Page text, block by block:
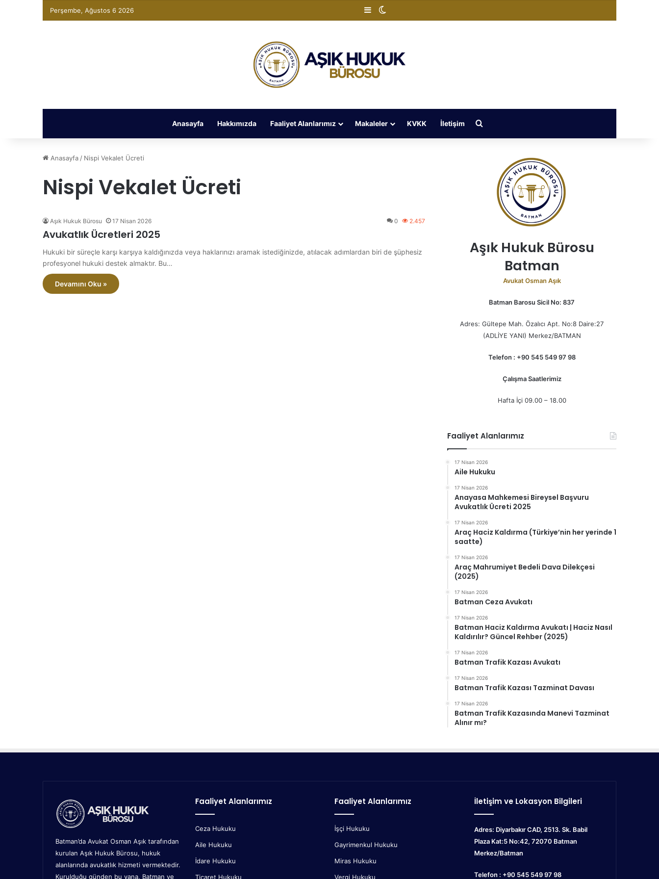
Perşembe, Ağustos 6 2026 Kenar Bölmesi
Anasayfa Hakkımızda Faaliyet Alanlarımız Makaleler KVKK İletişim
Anasayfa / Nispi Vekalet Ücreti
Nispi Vekalet Ücreti
Aşık Hukuk Bürosu 17 Nisan 2026 0 2.457
Avukatlık Ücretleri 2025
Hukuki bir süreçle karşı karşıya kaldığınızda veya haklarınızı aramak istediğinizde, atılacak adımlardan biri de şüphesiz
profesyonel hukuki destek almaktır. Bu…
Devamını Oku »
Aşık Hukuk Bürosu
Batman
Avukat Osman Aşık
Batman Barosu Sicil No: 837
Adres: Gültepe Mah. Özalıcı Apt. No:8 Daire:27
(ADLİYE YANI) Merkez/BATMAN
Telefon : +90 545 549 97 98
Çalışma Saatlerimiz
Hafta İçi 09.00 – 18.00
Faaliyet Alanlarımız
17 Nisan 2026
Aile Hukuku
17 Nisan 2026
Anayasa Mahkemesi Bireysel Başvuru
Avukatlık Ücreti 2025
17 Nisan 2026
Araç Haciz Kaldırma (Türkiye’nin her yerinde 1
saatte)
17 Nisan 2026
Araç Mahrumiyet Bedeli Dava Dilekçesi
(2025)
17 Nisan 2026
Batman Ceza Avukatı
17 Nisan 2026
Batman Haciz Kaldırma Avukatı | Haciz Nasıl
Kaldırılır? Güncel Rehber (2025)
17 Nisan 2026
Batman Trafik Kazası Avukatı
17 Nisan 2026
Batman Trafik Kazası Tazminat Davası
17 Nisan 2026
Batman Trafik Kazasında Manevi Tazminat
Alınır mı?
Batman’da Avukat Osman Aşık tarafından
kurulan Aşık Hukuk Bürosu, hukuk
alanlarında avukatlık hizmeti vermektedir.
Kurulduğu günden bu yana, Batman ve
Faaliyet Alanlarımız
Ceza Hukuku
Aile Hukuku
İdare Hukuku
Ticaret Hukuku
Faaliyet Alanlarımız
İşçi Hukuku
Gayrimenkul Hukuku
Miras Hukuku
Vergi Hukuku
İletişim ve Lokasyon Bilgileri
Adres: Diyarbakır CAD, 2513. Sk. Babil
Plaza Kat:5 No:42, 72070 Batman
Merkez/Batman
Telefon : +90 545 549 97 98